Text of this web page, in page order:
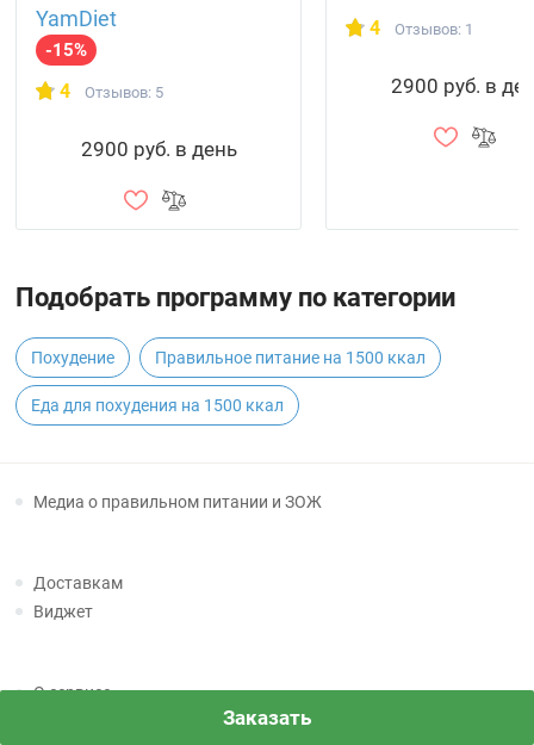
YamDiet
-15%
4 Отзывов: 5
2900 руб. в день
4 Отзывов: 1
2900 руб. в
Подобрать программу по категории
Похудение Правильное питание на 1500 ккал
Еда для похудения на 1500 ккал
Заказать
Медиа о правильном питании и ЗОЖ
Доставкам
Виджет
О сервисе